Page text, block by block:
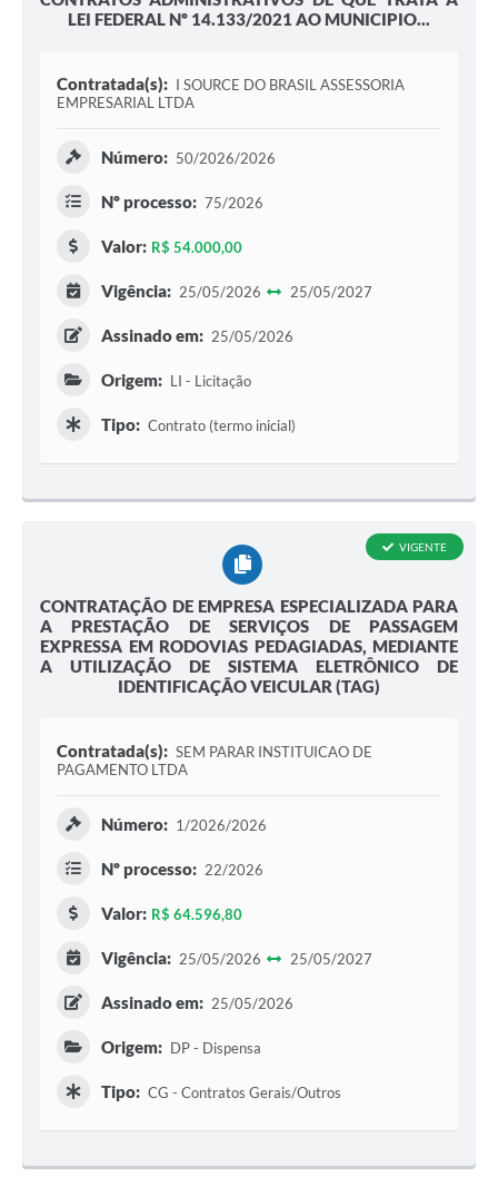
LEI FEDERAL Nº 14.133/2021 AO MUNICIPIO...
Contratada(s): I SOURCE DO BRASIL ASSESSORIA
EMPRESARIAL LTDA
Número: 50/2026/2026
Nº processo: 75/2026
Valor: R$ 54.000,00
Vigência: 25/05/2026 25/05/2027
Assinado em: 25/05/2026
Origem: LI - Licitação
Tipo: Contrato (termo inicial)
CONTRATAÇÃO DE EMPRESA ESPECIALIZADA PARA
A PRESTAÇÃO DE SERVIÇOS DE PASSAGEM
EXPRESSA EM RODOVIAS PEDAGIADAS, MEDIANTE
A UTILIZAÇÃO DE SISTEMA ELETRÔNICO DE
IDENTIFICAÇÃO VEICULAR (TAG)
VIGENTE
Contratada(s): SEM PARAR INSTITUICAO DE
PAGAMENTO LTDA
Número: 1/2026/2026
Nº processo: 22/2026
Valor: R$ 64.596,80
Vigência: 25/05/2026 25/05/2027
Assinado em: 25/05/2026
Origem: DP - Dispensa
Tipo: CG - Contratos Gerais/Outros